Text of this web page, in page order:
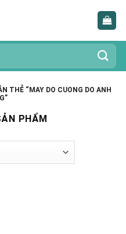
THẺ “MAY DO CUONG DO ANH
PHẨM